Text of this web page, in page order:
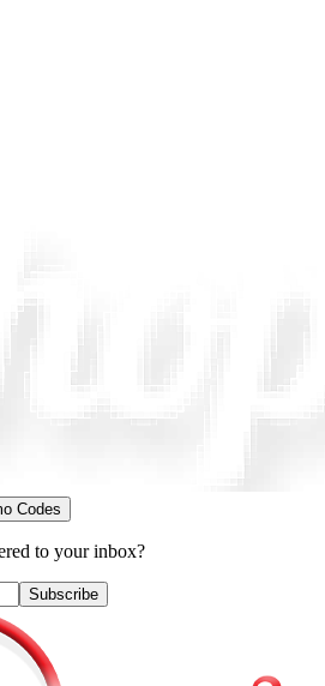
Codes
to your inbox?
Subscribe